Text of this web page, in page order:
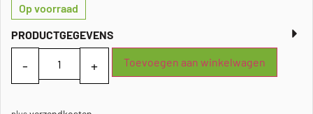
Op voorraad
PRODUCTGEGEVENS
Toevoegen aan winkelwagen